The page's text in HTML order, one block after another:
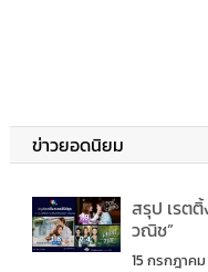
ข่าวยอดนิยม
สรุป เรตติ้
วณิช”
15 กรกฎาค